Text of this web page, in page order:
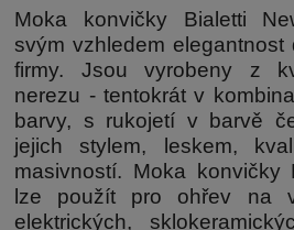
Moka konvičky Bialetti
svým vzhledem elegantnost
firmy. Jsou vyrobeny z
nerezu - tentokrát v
barvy, s rukojetí v barvě
jejich stylem, leskem,
masivností. Moka konvičky
lze použít pro ohřev na
elektrických,